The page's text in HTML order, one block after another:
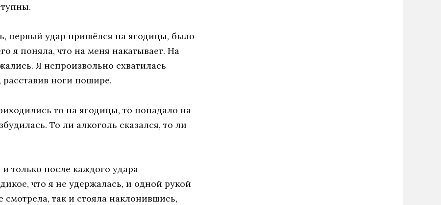
первый удар пришёлся на ягодицы, было
я поняла, что на меня накатывает. На
Я непроизвольно схватилась
ноги пошире.
то на ягодицы, то попадало на
То ли алкоголь сказался, то ли
только после каждого удара
что я не удержалась, и одной рукой
смотрела, так и стояла наклонившись,